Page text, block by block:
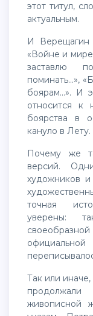
этот титул,
актуальным.
И Верещагин был не одинок. Лев Толстой в
«Войне и
заставлю
поминать…»,
боярам…». И
относится к
боярства в
кануло в Лету.
Почему же так произошло? Есть несколько
версий.
художников
точная
уверены:
Так или иначе, в произведениях искусства бояре
живописной